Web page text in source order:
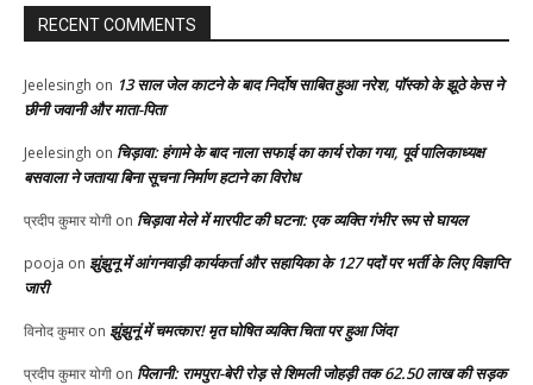
RECENT COMMENTS
Jeelesingh on 13 साल जेल काटने के बाद निर्दोष साबित हुआ नरेश, पॉस्को के झूठे केस ने
छीनी जवानी और माता-पिता
Jeelesingh on चिड़ावा: हंगामे के बाद नाला सफाई का कार्य रोका गया, पूर्व पालिकाध्यक्ष
बसवाला ने जताया बिना सूचना निर्माण हटाने का विरोध
प्रदीप कुमार योगी on चिड़ावा मेले में मारपीट की घटना: एक व्यक्ति गंभीर रूप से घायल
pooja on झुंझुनू में आंगनवाड़ी कार्यकर्ता और सहायिका के 127 पदों पर भर्ती के लिए विज्ञप्ति
जारी
विनोद कुमारon झुंझुनूं में चमत्कार! मृत घोषित व्यक्ति चिता पर हुआ जिंदा
प्रदीप कुमार योगी on पिलानी: रामपुरा-बेरी रोड़ से शिमली जोहड़ी तक 62.50 लाख की सड़क